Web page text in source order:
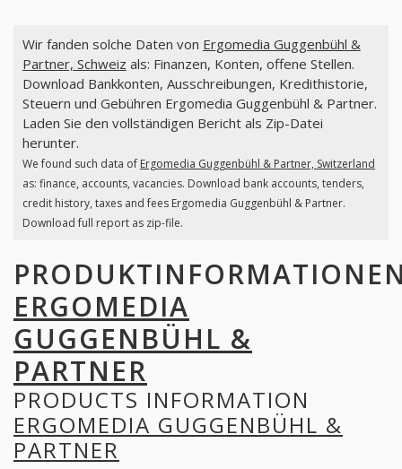
Wir fanden solche Daten von Ergomedia Guggenbühl &
Partner, Schweiz als: Finanzen, Konten, offene Stellen.
Download Bankkonten, Ausschreibungen, Kredithistorie,
Steuern und Gebühren Ergomedia Guggenbühl & Partner.
Laden Sie den vollständigen Bericht als Zip-Datei
herunter.
We found such data of Ergomedia Guggenbühl & Partner, Switzerland
as: finance, accounts, vacancies. Download bank accounts, tenders,
credit history, taxes and fees Ergomedia Guggenbühl & Partner.
Download full report as zip-file.
ERGOMEDIA
GUGGENBÜHL &
PARTNER
PRODUCTS INFORMATION
ERGOMEDIA GUGGENBÜHL &
PARTNER